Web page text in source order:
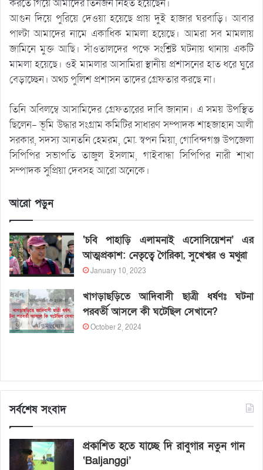
করতে গিয়ে আমাদের তিনজন নিহত হয়েছেন।
আগুন দিয়ে পুরিয়ে দেওয়া হয়েছে প্রায় দুই হাজার ঘরবাড়ি। আবার
পাল্টা আমাদের নামে একাধিক মামলা হয়েছে। আমরা সব মামলায়
জামিনে মুক্ত আছি। সাঁওতালদের পক্ষে সংশ্লিষ্ট ঘটনায় থানায় একটি
মামলা হয়েছে। ওই মামলার আসামিরা স্থানীয় প্রশাসনের হাত ধরে ঘুরে
বেড়াচ্ছেন। অথচ পুলিশ প্রশাসন তাদের গ্রেফতার করছে না।
তিনি অবিলম্বে আসামিদের গ্রেফতারের দাবি জানান। এ সময় উপস্থিত
ছিলেন- ভূমি উদ্ধার সংগ্রাম কমিটির সাধারণ সম্পাদক শাহজাহান আলী
সরকার, সদস্য আনতনি হেমরম, মো. স্বপন মিয়া, গোবিন্দগঞ্জ উপজেলা
সিপিপির সভাপতি তাজুল ইসলাম, গাইবান্ধা সিপিপির নারী শাখা
সম্পাদক সুপ্রিয়া দেবসহ আরো অনেকে।
আরো পড়ুন
‘চবি পাহাড়ি এলামনাই এসোসিয়েশন’ এর
আত্মপ্রকাশ: নেতৃত্বে গৈরিকা, সুখেশ্বর ও মথুরা
January 10, 2023
খাগড়াছড়িতে আদিবাসী ছাত্রী ধর্ষণঃ ঘটনা
পরবর্তী আসলে কী ঘটেছিল সেখানে?
October 2, 2024
সর্বশেষ সংবাদ
প্রকাশিত হতে যাচ্ছে দি রাবুগার নতুন গান
‘Baljanggi’